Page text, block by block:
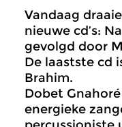
Vandaag
nieuwe cd’s:
gevolgd door
De laastste cd
Brahim.
Dobet
energieke